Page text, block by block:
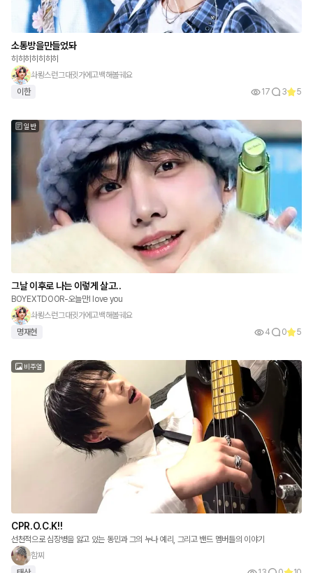
소통방을만들었돠
히히히히히히히
솨뢍스런그대귓가에고백해볼궤요
이한
17 3 5
일반
그날 이후로 나는 이렇게 살고..
BOYEXTDOOR-오늘만I love you
솨뢍스런그대귓가에고백해볼궤요
명재현
4 0 5
비주얼
CPR.O.C.K!!
선천적으로 심장병을 앓고 있는 동민과 그의 누나 예리, 그리고 밴드 멤버들의 이야기
함찌